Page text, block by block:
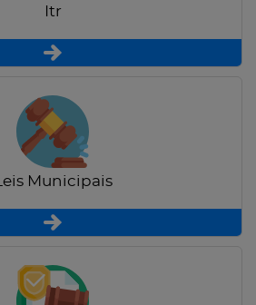
Itr
Leis Municipais